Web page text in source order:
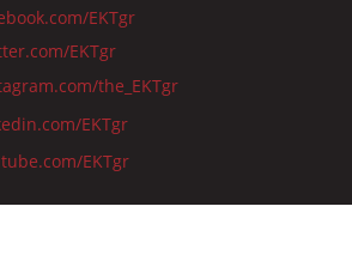
EKTgr
EKTgr
the_EKTgr
EKTgr
EKTgr